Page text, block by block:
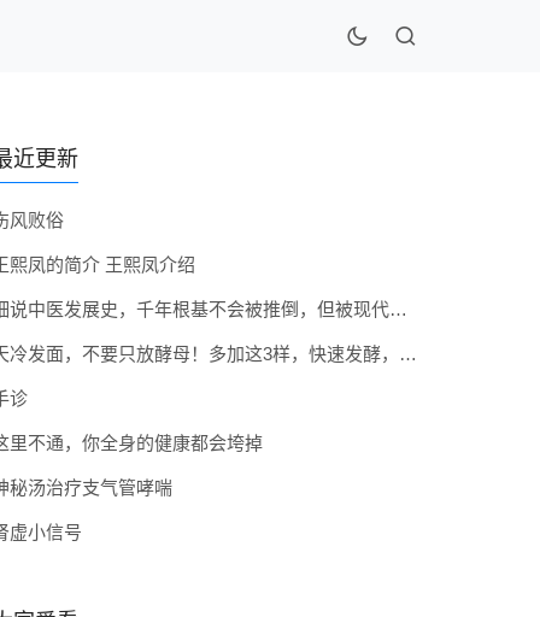
近更新
风败俗
熙凤的简介 王熙凤介绍
细说中医发展史，千年根基不会被推倒，但被现代医疗模式堵住出路
天冷发面，不要只放酵母！多加这3样，快速发酵，蓬松香软弹性十足
诊
里不通，你全身的健康都会垮掉
秘汤治疗支气管哮喘
虚小信号